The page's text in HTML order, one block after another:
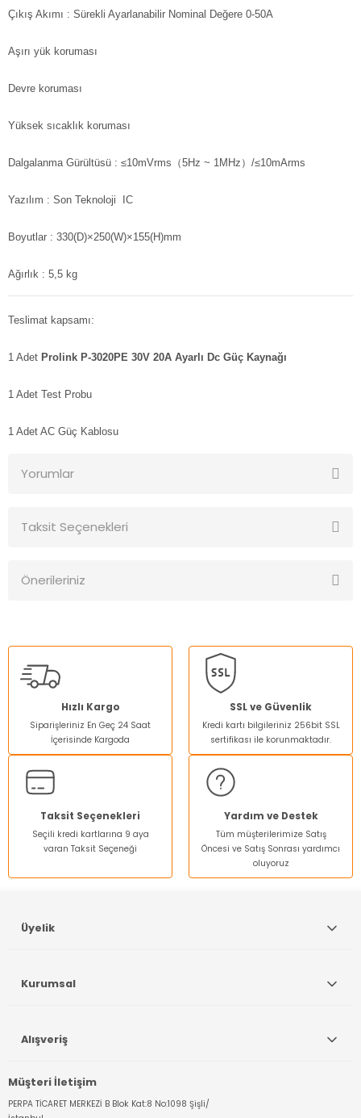
Çıkış Akımı : Sürekli Ayarlanabilir Nominal Değere 0-50A
Aşırı yük koruması
Devre koruması
Yüksek sıcaklık koruması
Dalgalanma Gürültüsü : ≤10mVrms（5Hz ~ 1MHz）/≤10mArms
Yazılım : Son Teknoloji IC
Boyutlar : 330(D)×250(W)×155(H)mm
Ağırlık : 5,5 kg
Teslimat kapsamı:
1 Adet Prolink P-3020PE 30V 20A Ayarlı Dc Güç Kaynağı
1 Adet Test Probu
1 Adet AC Güç Kablosu
Yorumlar
Taksit Seçenekleri
Önerileriniz
kullanarak tarafımıza iletebilirsiniz.
Görüş ve önerileriniz için teşekkür ederiz.
Ürün resmi kalitesiz, bozuk veya görüntülenemiyor.
Ürün açıklamasında eksik bilgiler bulunuyor.
Ürün bilgilerinde hatalar bulunuyor.
Ürün fiyatı diğer sitelerden daha pahalı.
Bu ürüne benzer farklı alternatifler olmalı.
Hızlı Kargo
Siparişleriniz En Geç 24 Saat
İçerisinde Kargoda
SSL ve Güvenlik
Kredi kartı bilgileriniz 256bit SSL
sertifikası ile korunmaktadır.
Taksit Seçenekleri
Seçili kredi kartlarına 9 aya
varan Taksit Seçeneği
Yardım ve Destek
Tüm müşterilerimize Satış
Öncesi ve Satış Sonrası yardımcı
oluyoruz
Müşteri İletişim
PERPA TİCARET MERKEZİ B Blok Kat:8 No:1098 Şişli/
Üyelik
Kurumsal
Alışveriş